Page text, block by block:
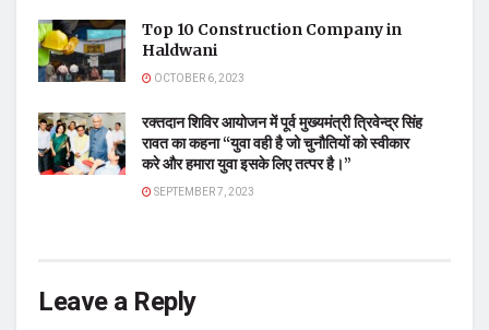
Top 10 Construction Company in
Haldwani
OCTOBER 6, 2023
रक्तदान शिविर आयोजन में पूर्व मुख्यमंत्री त्रिवेन्द्र सिंह
रावत का कहना “युवा वही है जो चुनौतियों को स्वीकार
करे और हमारा युवा इसके लिए तत्पर है।”
SEPTEMBER 7, 2023
Leave a Reply